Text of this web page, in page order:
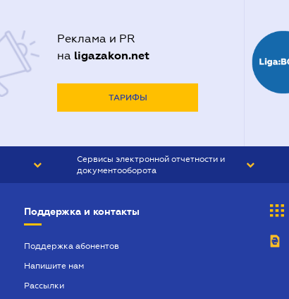
Реклама и PR
на ligazakon.net
ТАРИФЫ
Сервисы электронной отчетности и
документооборота
Поддержка и контакты
Поддержка абонентов
Напишите нам
Рассылки